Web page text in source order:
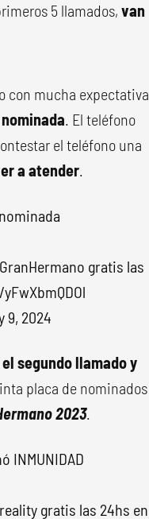
5 llamados, van
con mucha expectativa
. El teléfono
el teléfono una
a atender.
gratis las
9, 2024
segundo llamado y
placa de nominados
2023.
INMUNIDAD
gratis las 24hs en